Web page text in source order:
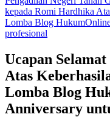
kepada Romi Hardhika
Lomba Blog
profesional
Ucapan
Atas
Lomba Blog
Anniversary